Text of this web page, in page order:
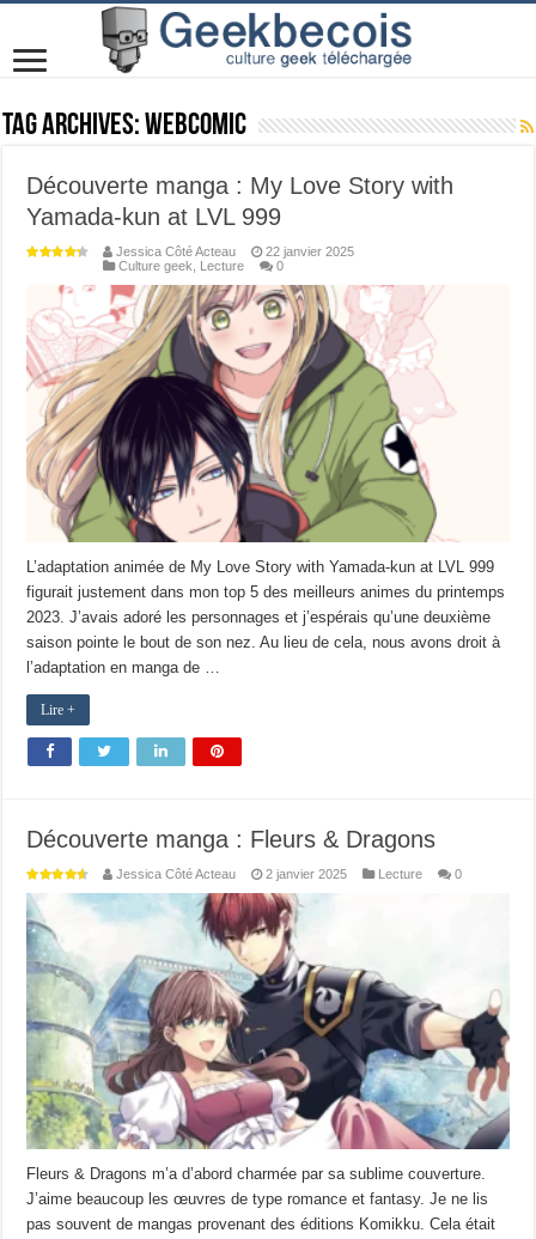
Tag Archives:webcomic
Découverte manga : My Love Story with
Yamada-kun at LVL 999
Jessica Côté Acteau
22 janvier 2025
Culture geek
Lecture 0
L’adaptation animée de My Love Story with Yamada-kun at LVL 999
figurait justement dans mon top 5 des meilleurs animes du printemps
2023. J’avais adoré les personnages et j’espérais qu’une deuxième
saison pointe le bout de son nez. Au lieu de cela, nous avons droit à
l’adaptation en manga de …
Lire +
Découverte manga : Fleurs & Dragons
Jessica Côté Acteau 2 janvier 2025 Lecture 0
Fleurs & Dragons m’a d’abord charmée par sa sublime couverture.
J’aime beaucoup les œuvres de type romance et fantasy. Je ne lis
pas souvent de mangas provenant des éditions Komikku. Cela était